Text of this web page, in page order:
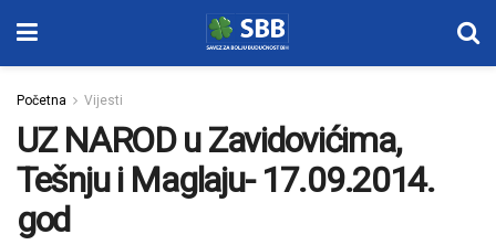
Početna Vijesti
UZ NAROD u Zavidovićima,
Tešnju i Maglaju- 17.09.2014.
god